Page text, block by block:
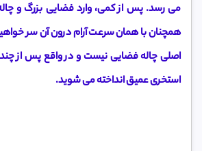
می رسد. پس از کمی، وارد فضایی بزرگ و
همچنان با همان سرعت آرام درون آن سر
اصلی چاله فضایی نیست و در واقع پس از چند
استخری عمیق انداخته می شوید.